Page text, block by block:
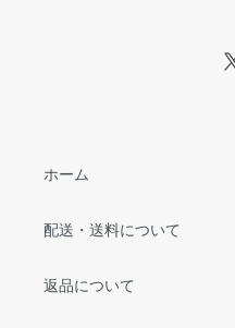
ホーム
配送・送料について
返品について